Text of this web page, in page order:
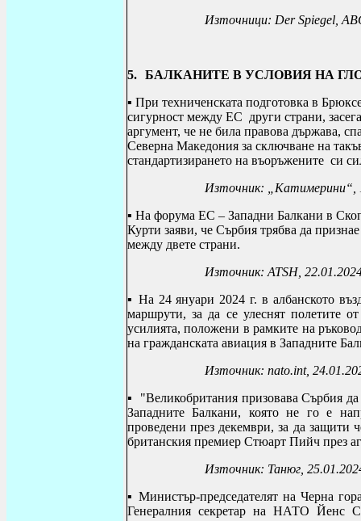
Източници: Der Spiegel,
5. БАЛКАНИТЕ В УСЛОВИЯ НА
▪ При техниченската подготовка в
сигурност между ЕС други страни,
аргумент, че не била правова държава,
Северна Македония за сключване на
стандартизирането на въоръжените си
Източник: „Катимерини“,
▪ На форума ЕС – Западни Балкани в
Курти заяви, че Сърбия трябва да
между двете страни.
Източник: ATSH,
▪ На 24 януари 2024 г. в албанското
маршрути, за да се улеснят полетите
усилията, положени в рамките на
на гражданската авиация в Западните
Източник: nato.int,
▪ "Великобритания призовава Сърбия
Западните Балкани, която не го е
проведени през декември, за да защити
британския премиер Стюарт Пийч през
Източник: Танюг,
▪ Министър-председателят на Черна
Генералния секретар на НАТО Йенс